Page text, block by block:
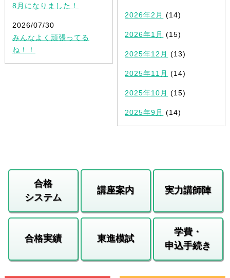
8月になりました！
2026/07/30
みんなよく頑張ってる
ね！！
2026年2月 (14)
2026年1月 (15)
2025年12月 (13)
2025年11月 (14)
2025年10月 (15)
2025年9月 (14)
合格
システム
講座案内 実力講師陣
合格実績 東進模試
学費・
申込手続き